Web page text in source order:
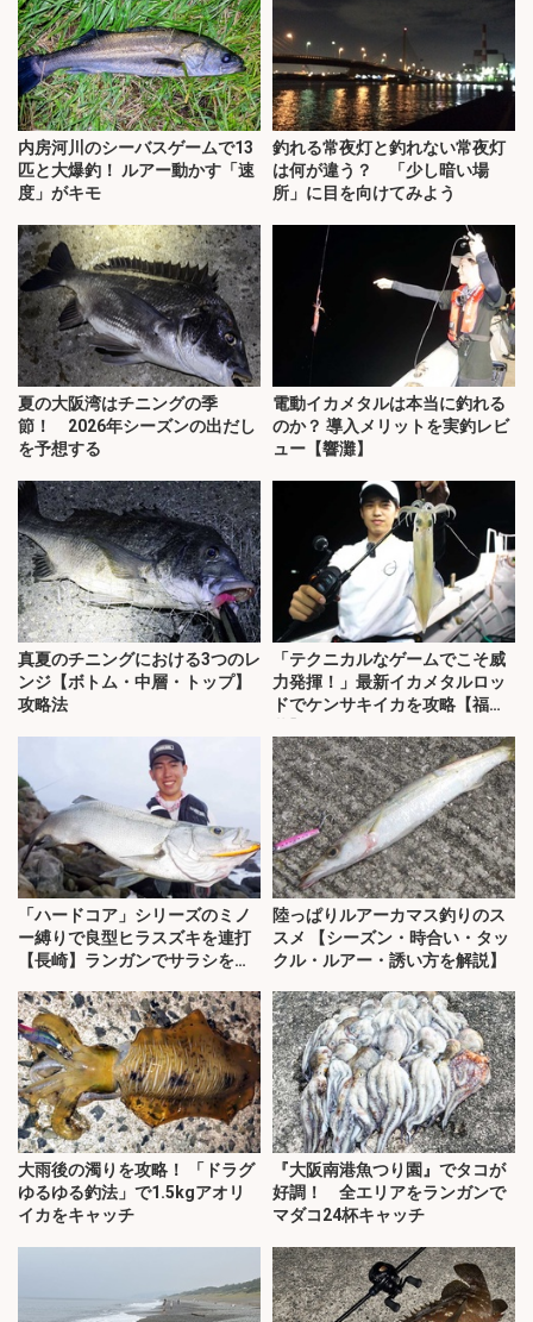
内房河川のシーバスゲームで13
匹と大爆釣！ ルアー動かす「速
度」がキモ
釣れる常夜灯と釣れない常夜灯
は何が違う？ 「少し暗い場
所」に目を向けてみよう
夏の大阪湾はチニングの季
節！ 2026年シーズンの出だし
を予想する
電動イカメタルは本当に釣れる
のか？ 導入メリットを実釣レビ
ュー【響灘】
真夏のチニングにおける3つのレ
ンジ【ボトム・中層・トップ】
攻略法
「テクニカルなゲームでこそ威
力発揮！」最新イカメタルロッ
ドでケンサキイカを攻略【福
「ハードコア」シリーズのミノ
ー縛りで良型ヒラスズキを連打
【長崎】ランガンでサラシを攻
陸っぱりルアーカマス釣りのス
スメ 【シーズン・時合い・タッ
クル・ルアー・誘い方を解説】
大雨後の濁りを攻略！ 「ドラグ
ゆるゆる釣法」で1.5kgアオリ
イカをキャッチ
『大阪南港魚つり園』でタコが
好調！ 全エリアをランガンで
マダコ24杯キャッチ